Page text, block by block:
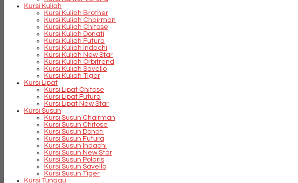
Kursi Kuliah
Kursi Kuliah Brother
Kursi Kuliah Chairman
Kursi Kuliah Chitose
Kursi Kuliah Donati
Kursi Kuliah Futura
Kursi Kuliah Indachi
Kursi Kuliah New Star
Kursi Kuliah Orbitrend
Kursi Kuliah Savello
Kursi Kuliah Tiger
Kursi Lipat
Kursi Lipat Chitose
Kursi Lipat Futura
Kursi Lipat New Star
Kursi Susun
Kursi Susun Chairman
Kursi Susun Chitose
Kursi Susun Donati
Kursi Susun Futura
Kursi Susun Indachi
Kursi Susun New Star
Kursi Susun Polaris
Kursi Susun Savello
Kursi Susun Tiger
Kursi Tunggu